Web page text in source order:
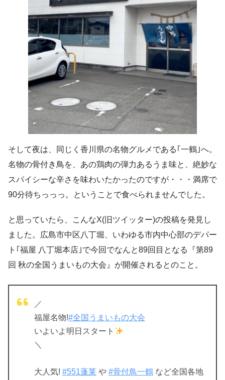
そして夜は、同じく香川県の名物グルメである｢一鶴｣へ。
名物の骨付き鳥を、あの鶏肉の弾力あるうま味と、絶妙な
スパイシーな辛さを味わいたかったのですが・・・満席で
90分待ちっっっ。ということで食べられませんでした。
と思っていたら、こんなX(旧ツイッター)の投稿を発見し
ました。広島市中区八丁堀、いわゆる市内中心部のデパー
ト｢福屋 八丁堀本店｣で今回でなんと89回目となる『第89
回 秋の全国うまいもの大会』が開催されるとのこと。
／
福屋名物!#全国うまいもの大会
いよいよ明日スタート
＼
大人気! #551蓬莱 や #骨付鳥一鶴 など全国各地